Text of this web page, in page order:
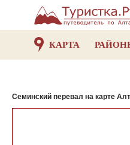
КАРТА
Семинский перевал на карте